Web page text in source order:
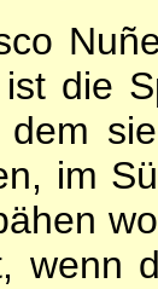
die
dem
im
wenn